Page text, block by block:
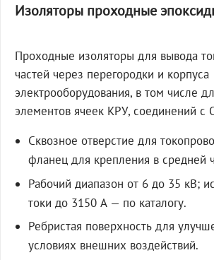
Изоляторы проходные
Проходные изоляторы для вывода
частей через перегородки и корпуса
электрооборудования, в том числе
элементов ячеек КРУ, соединений
Сквозное отверстие для
фланец для крепления в средней
Рабочий диапазон от 6 до 35 кВ;
токи до 3150 А — по каталогу.
Ребристая поверхность для
условиях внешних воздействий.